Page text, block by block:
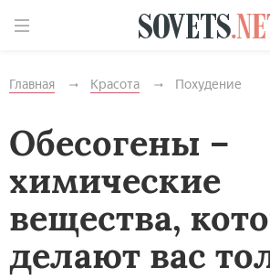
Главная Красота Похудение
Обесогены –
химические
вещества,
делают вас